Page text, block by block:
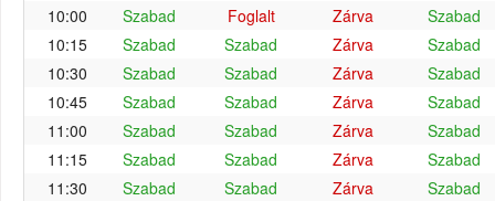
10:00
Szabad Foglalt Zárva
Szabad
10:15
Szabad Szabad Zárva
Szabad
10:30
Szabad Szabad Zárva
Szabad
10:45
Szabad Szabad Zárva
Szabad
11:00
Szabad Szabad Zárva
Szabad
11:15
Szabad Szabad Zárva
Szabad
11:30
Szabad Szabad Zárva
Szabad